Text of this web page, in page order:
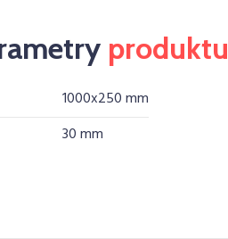
produktu
1000x250 mm
30 mm